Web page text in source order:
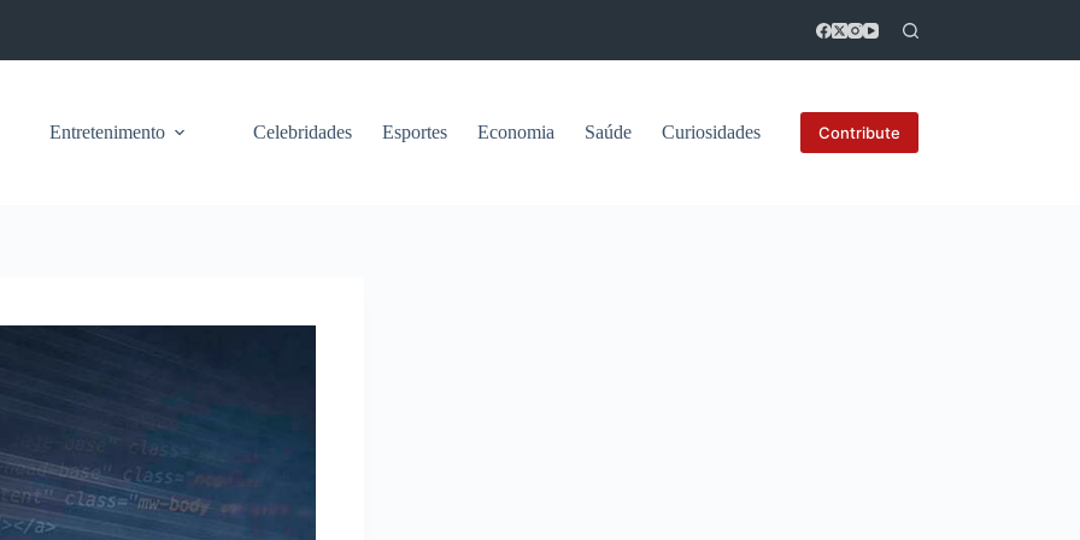
Entretenimento Celebridades Esportes Economia Saúde Curiosidades Contribute